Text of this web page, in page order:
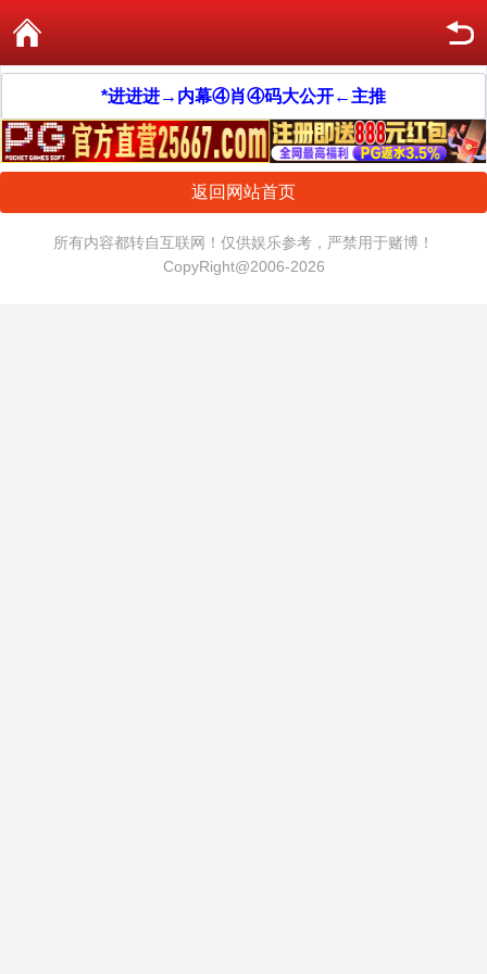
*进进进→内幕④肖④码大公开←主推
返回网站首页
所有内容都转自互联网！仅供娱乐参考，严禁用于赌博！
CopyRight@2006-2026